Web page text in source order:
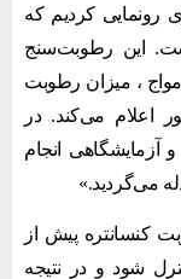
رونمایی کردیم که
این رطوبت‌سنج
، میزان رطوبت
اعلام می‌کند. در
انجام
می‌گردید.»
کنسانتره پیش از
شود و در نتیجه